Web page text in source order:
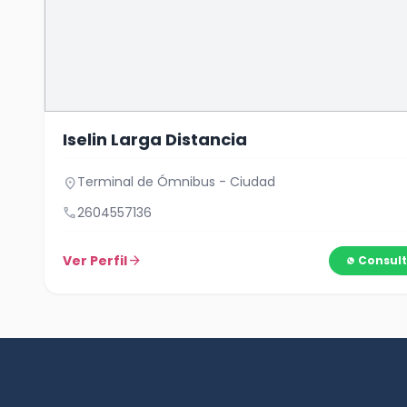
Iselin Larga Distancia
location_onTerminal de Ómnibus - Ciudad
call2604557136
Ver Perfilarrow_forward